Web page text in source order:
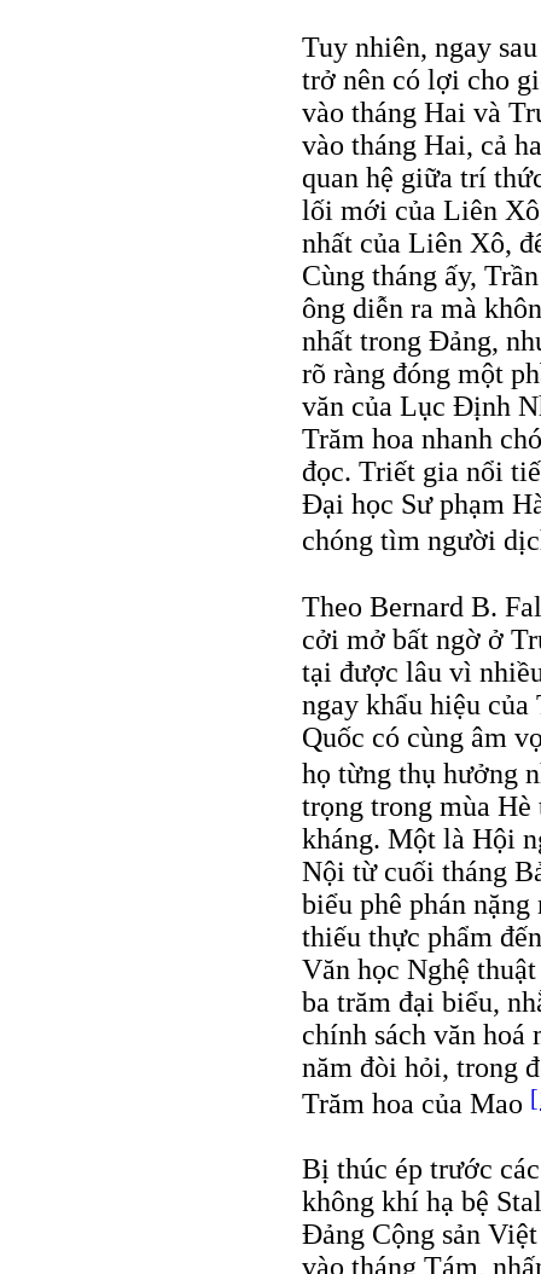
Tuy nhiên, ngay
trở nên có lợi cho
vào tháng Hai và
vào tháng Hai, cả
quan hệ giữa trí
lối mới của Liên
nhất của Liên Xô,
Cùng tháng ấy,
ông diễn ra mà
nhất trong Đảng,
rõ ràng đóng một
văn của Lục Định
Trăm hoa nhanh
đọc. Triết gia nổi
Đại học Sư phạm
chóng tìm người
Theo Bernard B.
cởi mở bất ngờ ở
tại được lâu vì
ngay khẩu hiệu
Quốc có cùng âm
họ từng thụ hưởng
trọng trong mùa
kháng. Một là Hội
Nội từ cuối tháng
biểu phê phán
thiếu thực phẩm
Văn học Nghệ
ba trăm đại biểu,
chính sách văn hoá
năm đòi hỏi, trong
Trăm hoa của Mao
Bị thúc ép trước
không khí hạ bệ
Đảng Cộng sản
vào tháng Tám,